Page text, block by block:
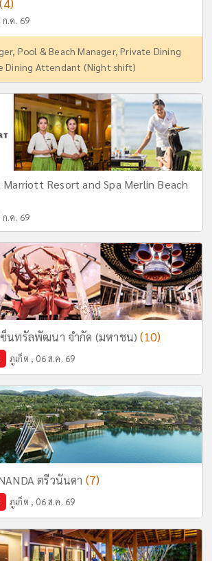
(4)
ก.ค. 69
Pool & Beach Manager, Private Dining
Dining Attendant (Night shift)
Resort and Spa Merlin Beach
ก.ค. 69
นทรัลพัฒนา จำกัด (มหาชน)(10)
ภูเก็ต , 06 ส.ค. 69
ตรีวนันดา (7)
ภูเก็ต , 06 ส.ค. 69